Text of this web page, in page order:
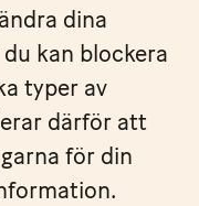
dina
kan blockera
typer av
därför att
för din